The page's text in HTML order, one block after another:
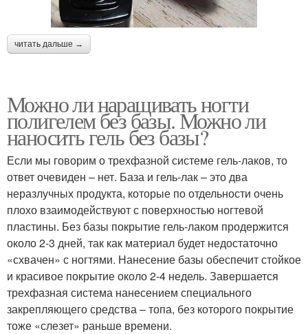
читать дальше →
Можно ли наращивать ногти
полигелем без базы. Можно ли
наносить гель без базы?
Если мы говорим о трехфазной системе гель-лаков, то
ответ очевиден – нет. База и гель-лак – это два
неразлучных продукта, которые по отдельности очень
плохо взаимодействуют с поверхностью ногтевой
пластины. Без базы покрытие гель-лаком продержится
около 2-3 дней, так как материал будет недостаточно
«схвачен» с ногтями. Нанесение базы обеспечит стойкое
и красивое покрытие около 2-4 недель. Завершается
трехфазная система нанесением специального
закрепляющего средства – топа, без которого покрытие
тоже «слезет» раньше времени.